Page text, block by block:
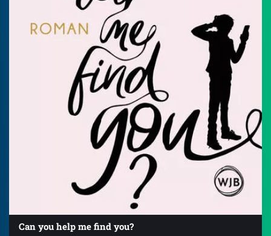
Can you help me find you?